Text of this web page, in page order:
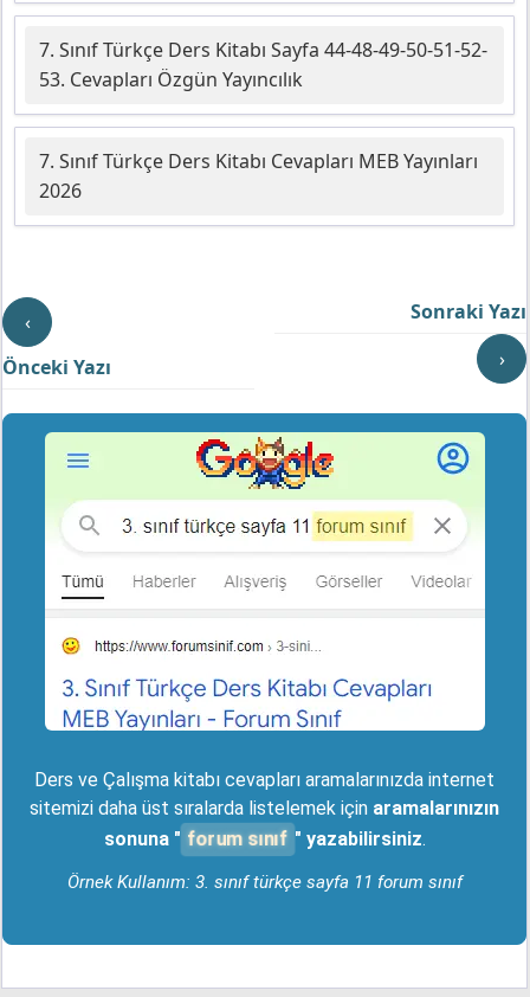
7. Sınıf Türkçe Ders Kitabı Sayfa 44-48-49-50-51-52-
53. Cevapları Özgün Yayıncılık
7. Sınıf Türkçe Ders Kitabı Cevapları MEB Yayınları
2026
‹
Önceki Yazı
Sonraki Yazı
›
Ders ve Çalışma kitabı cevapları aramalarınızda internet
sitemizi daha üst sıralarda listelemek için aramalarınızın
sonuna " forum sınıf " yazabilirsiniz.
Örnek Kullanım: 3. sınıf türkçe sayfa 11 forum sınıf